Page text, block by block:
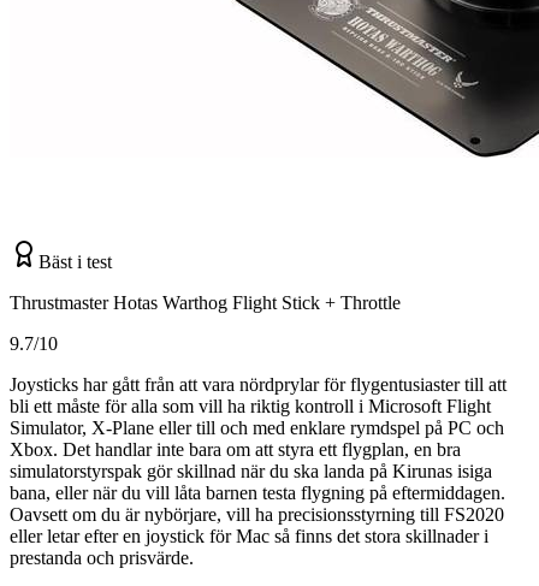
Bäst i test
Thrustmaster Hotas Warthog Flight Stick + Throttle
9.7/10
Joysticks har gått från att vara nördprylar för flygentusiaster till att
bli ett måste för alla som vill ha riktig kontroll i Microsoft Flight
Simulator, X-Plane eller till och med enklare rymdspel på PC och
Xbox. Det handlar inte bara om att styra ett flygplan, en bra
simulatorstyrspak gör skillnad när du ska landa på Kirunas isiga
bana, eller när du vill låta barnen testa flygning på eftermiddagen.
Oavsett om du är nybörjare, vill ha precisionsstyrning till FS2020
eller letar efter en joystick för Mac så finns det stora skillnader i
prestanda och prisvärde.